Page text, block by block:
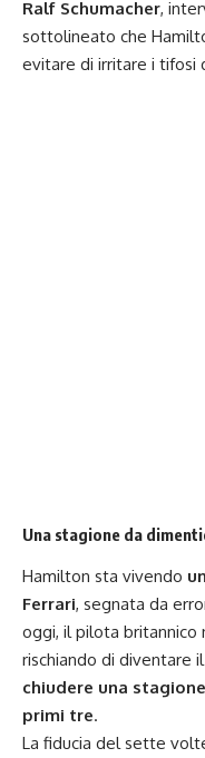
Ralf Schumacher,
sottolineato che
evitare di irritare i tifosi
Una stagione da
Hamilton sta vivendo
Ferrari, segnata da
oggi, il pilota britannico
rischiando di diventare il
chiudere una
primi tre.
La fiducia del sette